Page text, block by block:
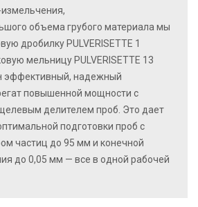
объема грубого материала мы
дробилку PULVERISETTE 1
мельницу PULVERISETTE 13
эффективный, надежный
повышенной мощности с
делителем проб. Это дает
подготовки проб с
частиц до 95 мм и конечной
до 0,05 мм — все в одной рабочей